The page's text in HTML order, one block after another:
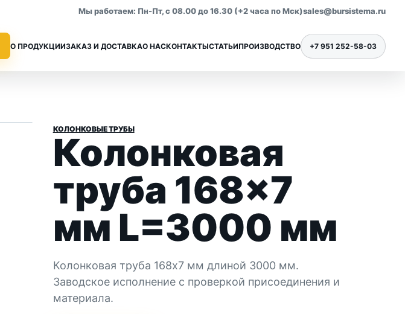
Мы работаем: Пн-Пт, с 08.00 до 16.30 (+2 часа по Мск)sales@bursistema.ru
Все позиции раздела Все позиции раздела
О ПРОДУКЦИИЗАКАЗ И ДОСТАВКАО НАСКОНТАКТЫСТАТЬИПРОИЗВОДСТВО +7 951 252-58-03
КОЛОНКОВЫЕ ТРУБЫ
Колонковая
труба 168×7
мм L=3000 мм
Колонковая труба 168x7 мм длиной 3000 мм.
Заводское исполнение с проверкой присоединения и
материала.